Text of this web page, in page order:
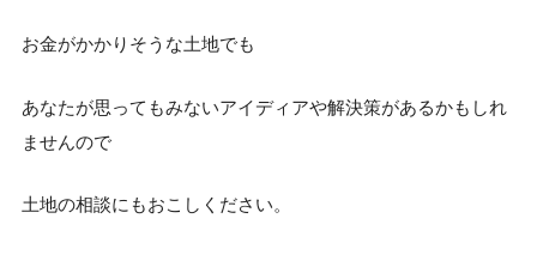
お金がかかりそうな土地でも
あなたが思ってもみないアイディアや解決策があるかもしれ
ませんので
土地の相談にもおこしください。